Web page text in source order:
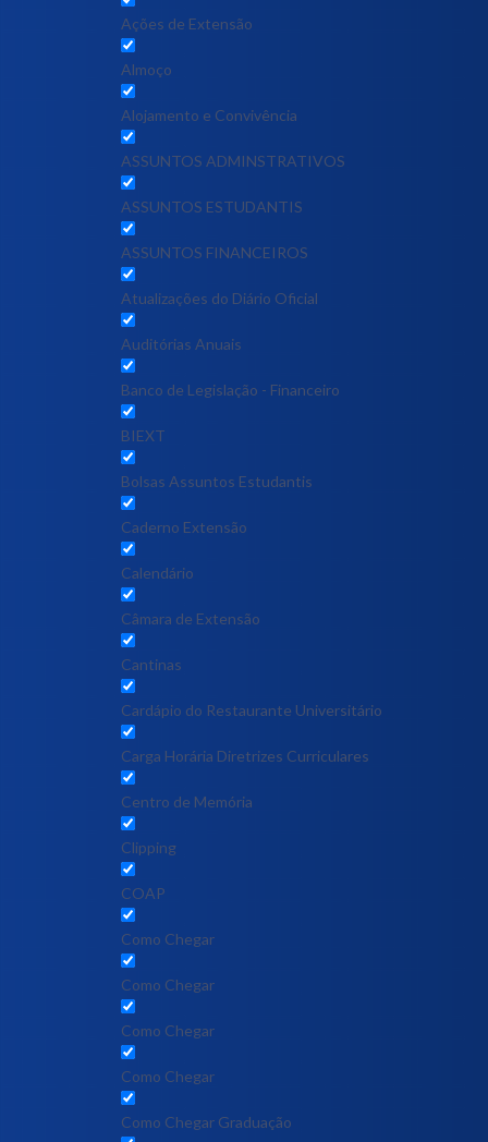
Ações de Extensão
Almoço
Alojamento e Convivência
ASSUNTOS ADMINSTRATIVOS
ASSUNTOS ESTUDANTIS
ASSUNTOS FINANCEIROS
Atualizações do Diário Oficial
Auditórias Anuais
Banco de Legislação - Financeiro
BIEXT
Bolsas Assuntos Estudantis
Caderno Extensão
Calendário
Câmara de Extensão
Cantinas
Cardápio do Restaurante Universitário
Carga Horária Diretrizes Curriculares
Centro de Memória
Clipping
COAP
Como Chegar
Como Chegar
Como Chegar
Como Chegar
Como Chegar Graduação